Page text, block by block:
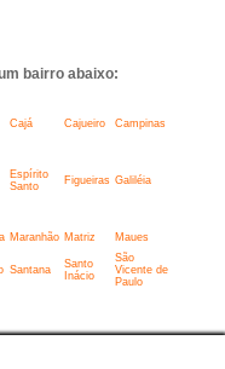
bairro abaixo:
Cajá Cajueiro Campinas
Espírito
Santo
Figueiras Galiléia
Maranhão Matriz Maues
Santana
Santo
Inácio
São
Vicente de
Paulo